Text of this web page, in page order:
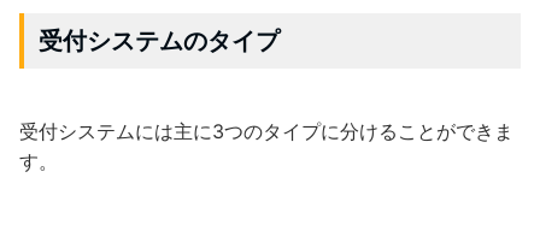
受付システムのタイプ
受付システムには主に3つのタイプに分けることができま
す。